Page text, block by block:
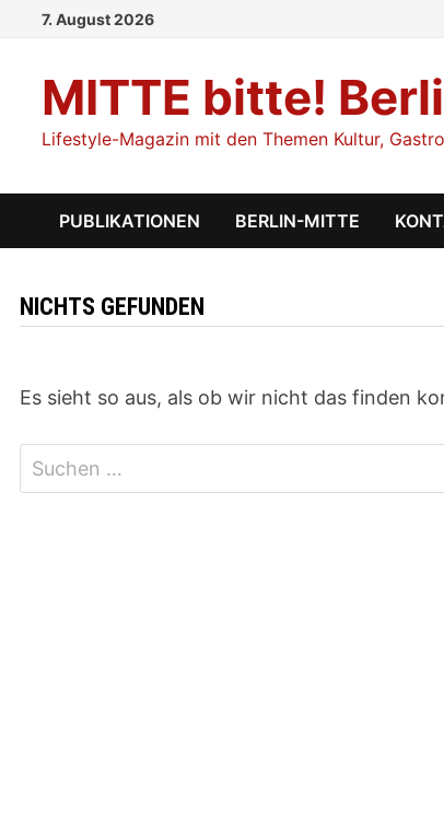
7. August 2026
MITTE bitte!
Lifestyle-Magazin mit den Themen Kultur,
PUBLIKATIONEN BERLIN-MITTE
NICHTS GEFUNDEN
Es sieht so aus, als ob wir nicht das finden
Suchen
nach: